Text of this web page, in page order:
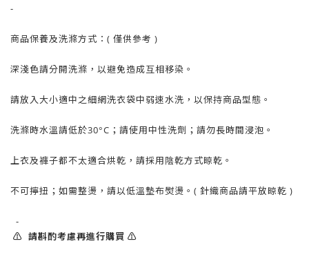
-
商品保養及洗滌方式：( 僅供參考 )
深淺色請分開洗滌，以避免造成互相移染。
請放入大小適中之細網洗衣袋中弱速水洗，以保持商品型態。
洗滌時水溫請低於30°C；請使用中性洗劑；請勿長時間浸泡。
上衣及褲子都不太適合烘乾，請採用陰乾方式晾乾。
不可擰扭；如需整燙，請以低溫墊布熨燙。( 針織商品請平放晾乾 )
-
⚠️ 請斟酌考慮再進行購買 ⚠️